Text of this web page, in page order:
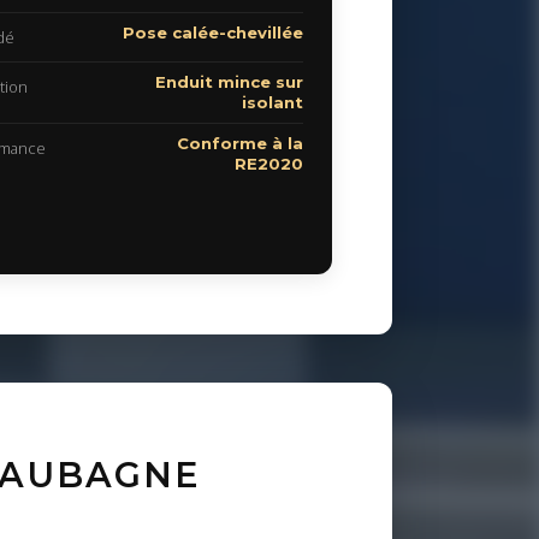
Pose calée-chevillée
Enduit mince sur
isolant
Conforme à la
RE2020